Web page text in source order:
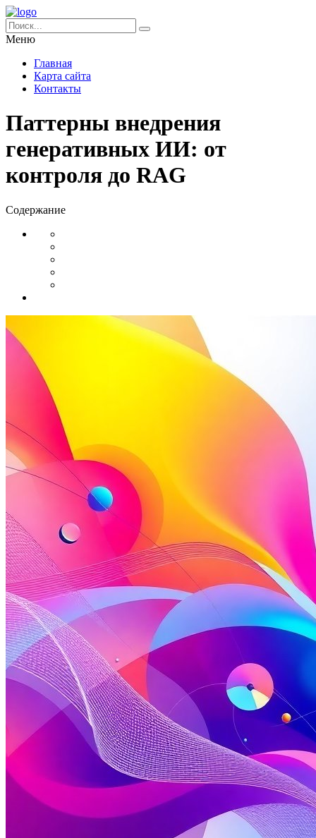
Меню
Главная
Карта сайта
Контакты
Паттерны внедрения
генеративных ИИ: от
контроля до RAG
Содержание